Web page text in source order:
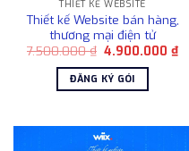
THIẾT KẾ WEBSITE
Thiết kế Website bán hàng,
thương mại điện tử
7.500.000₫ Giá
là:
7.500.000 ₫.
4.900.000₫Giá
ĐĂNG KÝ GÓI